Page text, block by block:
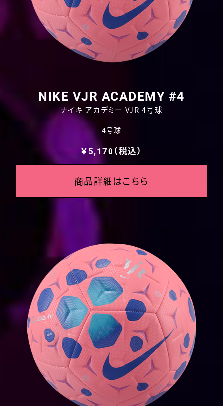
NIKE VJR ACADEMY #4
ナイキ アカデミー VJR 4号球
4号球
￥5,170（税込）
商品詳細はこちら